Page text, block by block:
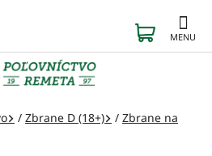
KOŠÍK
/ Zbrane D (18+) / Zbrane na